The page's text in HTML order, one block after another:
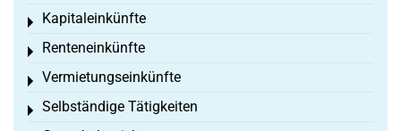
Kapitaleinkünfte
Toggle menu
Renteneinkünfte
Toggle menu
Vermietungseinkünfte
Toggle menu
Selbständige Tätigkeiten
Toggle menu